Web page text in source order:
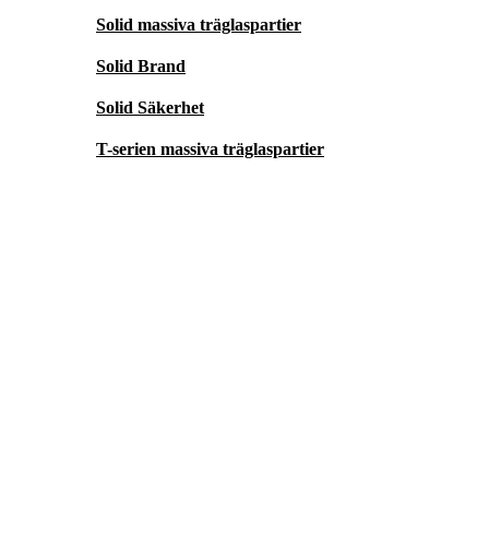
Solid massiva träglaspartier
Solid Brand
Solid Säkerhet
T-serien massiva träglaspartier